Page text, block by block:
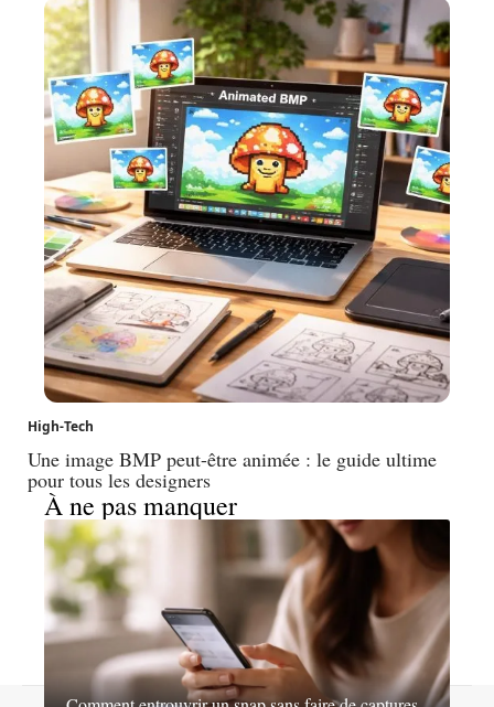
High-Tech
Une image BMP peut-être animée : le guide ultime
pour tous les designers
À ne pas manquer